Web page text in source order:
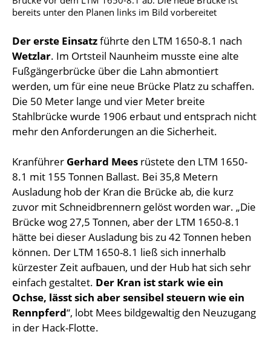
bereits unter den Planen links im Bild vorbereitet
Der erste Einsatzführte den LTM 1650-8.1 nach
Wetzlar. Im Ortsteil Naunheim musste eine alte
Fußgängerbrücke über die Lahn abmontiert
werden, um für eine neue Brücke Platz zu schaffen.
Die 50 Meter lange und vier Meter breite
Stahlbrücke wurde 1906 erbaut und entsprach nicht
mehr den Anforderungen an die Sicherheit.
Kranführer Gerhard Mees rüstete den LTM 1650-
8.1 mit 155 Tonnen Ballast. Bei 35,8 Metern
Ausladung hob der Kran die Brücke ab, die kurz
zuvor mit Schneidbrennern gelöst worden war. „Die
Brücke wog 27,5 Tonnen, aber der LTM 1650-8.1
hätte bei dieser Ausladung bis zu 42 Tonnen heben
können. Der LTM 1650-8.1 ließ sich innerhalb
kürzester Zeit aufbauen, und der Hub hat sich sehr
einfach gestaltet. Der Kran ist stark wie ein
Ochse, lässt sich aber sensibel steuern wie ein
Rennpferd“, lobt Mees bildgewaltig den Neuzugang
in der Hack-Flotte.